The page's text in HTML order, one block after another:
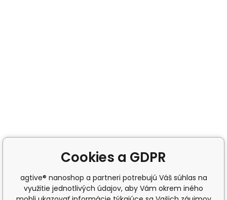
Cookies a GDPR
agtive® nanoshop a partneri potrebujú Váš súhlas na
využitie jednotlivých údajov, aby Vám okrem iného